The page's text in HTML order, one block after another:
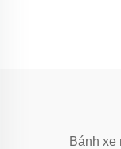
Bánh xe